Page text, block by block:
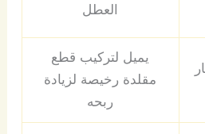
العطل
يميل لتركيب قطع
مقلدة رخيصة لزيادة
ربحه